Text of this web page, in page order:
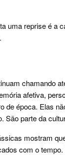
uma reprise é a
chamando
afetiva,
de época. Elas
São parte da
mostram
com o